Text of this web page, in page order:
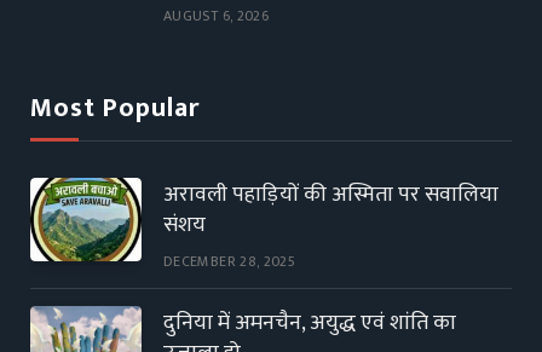
AUGUST 6, 2026
Most Popular
अरावली पहाड़ियों की अस्मिता पर सवालिया
संशय
DECEMBER 28, 2025
दुनिया में अमनचैन, अयुद्ध एवं शांति का